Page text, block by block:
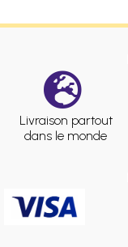
Livraison partout
dans le monde